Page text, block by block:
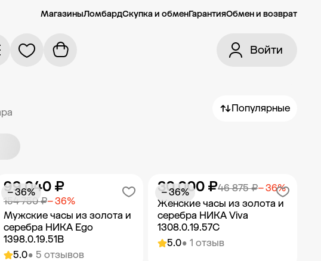
МагазиныЛомбардСкупка и обменГарантияОбмен и возврат
Войти
Популярные
5.0• 5 отзывов
Мужские часы из золота и
серебра НИКА Ego
1398.0.19.51B
154 750 ₽− 36%
99 040 ₽
− 36%
5.0• 1 отзыв
Женские часы из золота и
серебра НИКА Viva
1308.0.19.57C
46 875 ₽− 36%
30 000 ₽
− 36%